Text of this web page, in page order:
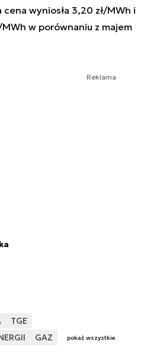
wyniosła 3,20 zł/MWh i
MWh w porównaniu z majem
Reklama
TGE
GAZ pokaż wszystkie